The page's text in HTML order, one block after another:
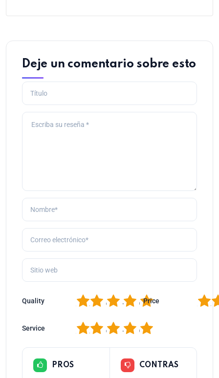
Deje un comentario sobre esto
Quality 5
4
3
2 Price 2
Service 5
4
3
2
PROS CONTRAS